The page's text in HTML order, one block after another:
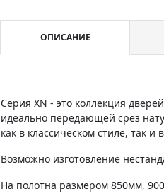
ОПИСАНИЕ
Серия XN - это коллекция
идеально передающей срез
как в классическом стиле, так
Возможно изготовление
На полотна размером 850мм,